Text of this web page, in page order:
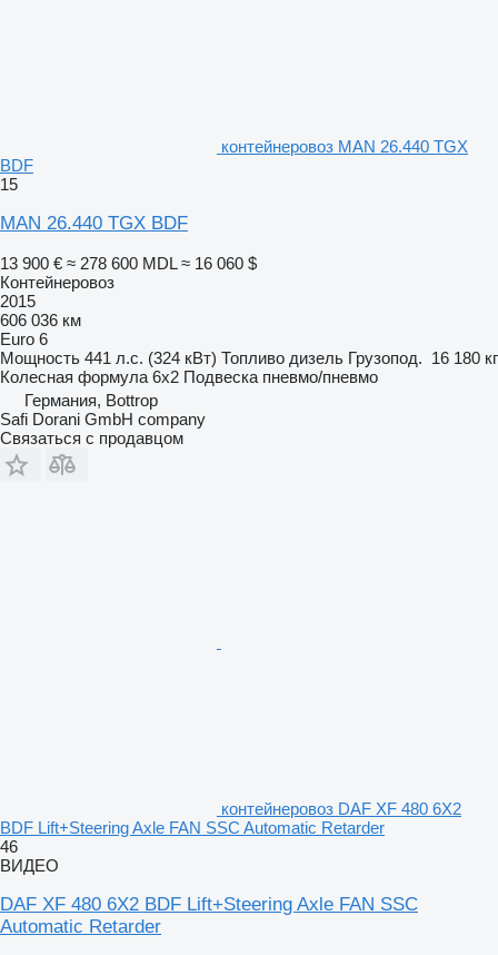
контейнеровоз MAN 26.440 TGX
BDF
15
MAN 26.440 TGX BDF
13 900 € ≈ 278 600 MDL ≈ 16 060 $
Контейнеровоз
2015
606 036 км
Euro 6
Мощность 441 л.с. (324 кВт) Топливо дизель Грузопод. 16 180 кг
Колесная формула 6x2 Подвеска пневмо/пневмо
Германия, Bottrop
Safi Dorani GmbH company
Связаться с продавцом
контейнеровоз DAF XF 480 6X2
BDF Lift+Steering Axle FAN SSC Automatic Retarder
46
ВИДЕО
DAF XF 480 6X2 BDF Lift+Steering Axle FAN SSC
Automatic Retarder